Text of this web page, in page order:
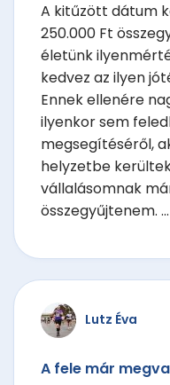
A kitűzött dátum
250.000 Ft
életünk
kedvez az ilyen
Ennek ellenére
ilyenkor sem
megsegítéséről,
helyzetbe
vállalásomnak
összegyűjtenem. ...
Lutz Éva
A fele már